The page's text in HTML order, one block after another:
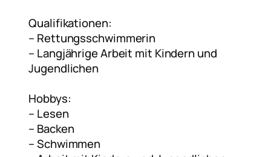
Qualifikationen:
– Rettungsschwimmerin
– Langjährige Arbeit mit Kindern und
Jugendlichen
Hobbys:
– Lesen
– Backen
– Schwimmen